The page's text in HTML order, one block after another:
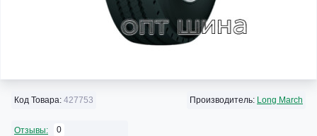
Код Товара: 427753 Производитель: Long March
Отзывы: 0